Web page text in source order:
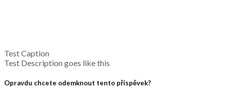
Test Caption
Test Description goes like this
Opravdu chcete odemknout tento příspěvek?